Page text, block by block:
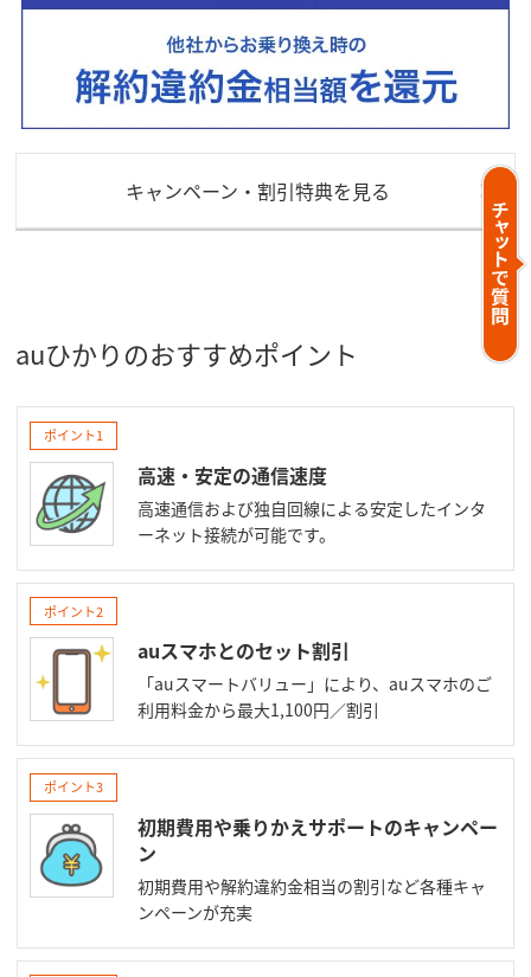
キャンペーン・割引特典を見る
auひかりのおすすめポイント
ポイント1
高速・安定の通信速度
高速通信および独自回線による安定したインタ
ーネット接続が可能です。
ポイント2
auスマホとのセット割引
「auスマートバリュー」により、auスマホのご
利用料金から最大1,100円／割引
ポイント3
初期費用や乗りかえサポートのキャンペー
ン
初期費用や解約違約金相当の割引など各種キャ
ンペーンが充実